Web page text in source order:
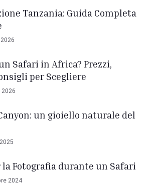
Tanzania: Guida Completa
Safari in Africa? Prezzi,
per Scegliere
un gioiello naturale del
la Fotografia durante un Safari
2024